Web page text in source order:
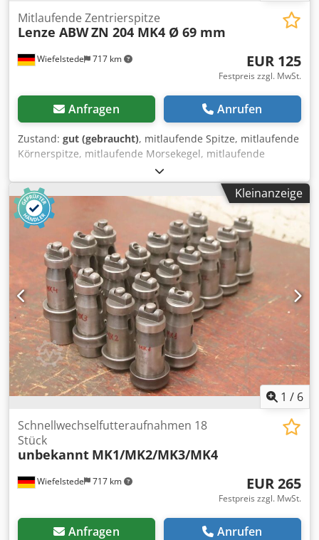
Wiefelstede 717 km
Mitlaufende Zentrierspitze
Lenze ABWZN 204 MK4 Ø 69 mm
EUR 125
Festpreis zzgl. MwSt.
Anfragen Anrufen
Zustand: gut (gebraucht), mitlaufende Spitze, mitlaufende
Körnerspitze, mitlaufende Morsekegel, mitlaufende
Zentrierspitze, mitlaufende Drehbankspitze, Körnerspitze,
Zentrierkegel -Hersteller: Lenze ABW, mitlaufende
Zentrierspitze -Typ: ZN 204 Dodpfx Afox H Iw Djijck -
Aufnahme: MK4 -Abmessung: Ø 69 x 210 mm -Gewicht: 2,1
kg
Kleinanzeige
1 / 6
Wiefelstede 717 km
Schnellwechselfutteraufnahmen 18
Stück
unbekannt MK1/MK2/MK3/MK4
EUR 265
Festpreis zzgl. MwSt.
Anfragen Anrufen